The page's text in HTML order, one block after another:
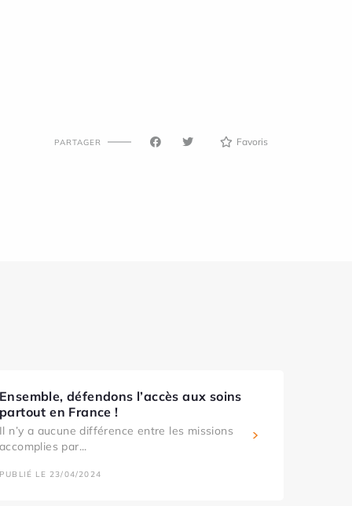
PARTAGER Favoris
défendons l’accès aux soins
en France !
n’y a aucune différence entre les missions
par...
LE 23/04/2024